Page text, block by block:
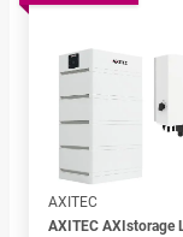
AXITEC
AXITEC AXIstorage